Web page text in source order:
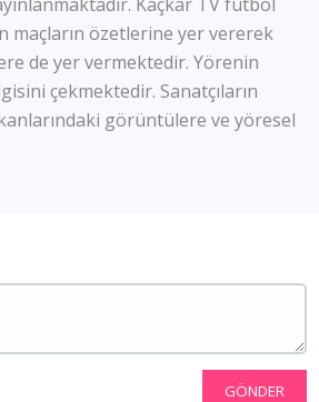
Sports Tv
Tivibu Spor
TRT Çocuk
Cartoon Network
Minika GO
Xezer Tv
Cem Tv
Meltem Tv
maçların özetlerine yer vererek
de yer vermektedir. Yörenin
çekmektedir. Sanatçıların
görüntülere ve yöresel
GÖNDER